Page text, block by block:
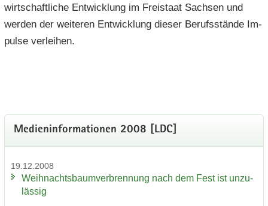
wirt­schaft­li­che Ent­wick­lung im Frei­staat Sach­sen und
wer­den der wei­te­ren Ent­wick­lung die­ser Be­rufs­stän­de Im­
pul­se ver­lei­hen.
Me­di­en­in­for­ma­tio­nen 2008 [LDC]
19.12.2008
Weih­nachts­baum­ver­bren­nung nach dem Fest ist un­zu­
läs­sig